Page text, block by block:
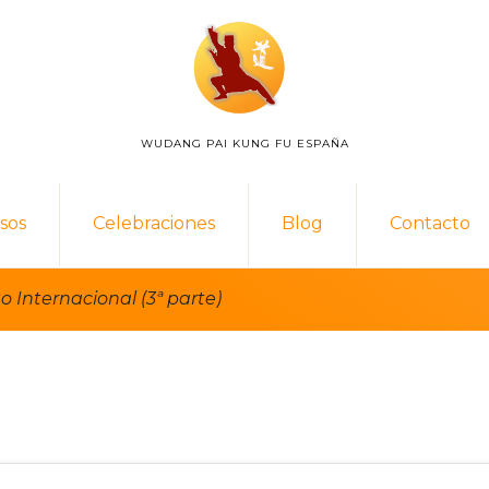
WUDANGWUDANG PAI KUNG FU ESPAÑA
Celebraciones Blog Contacto
Internacional (3ª parte)